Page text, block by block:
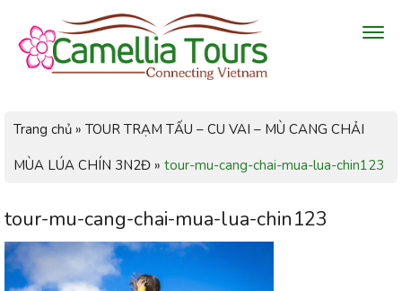
Trang chủ » TOUR TRẠM TẤU – CU VAI – MÙ CANG CHẢI
MÙA LÚA CHÍN 3N2Đ » tour-mu-cang-chai-mua-lua-chin123
tour-mu-cang-chai-mua-lua-chin123